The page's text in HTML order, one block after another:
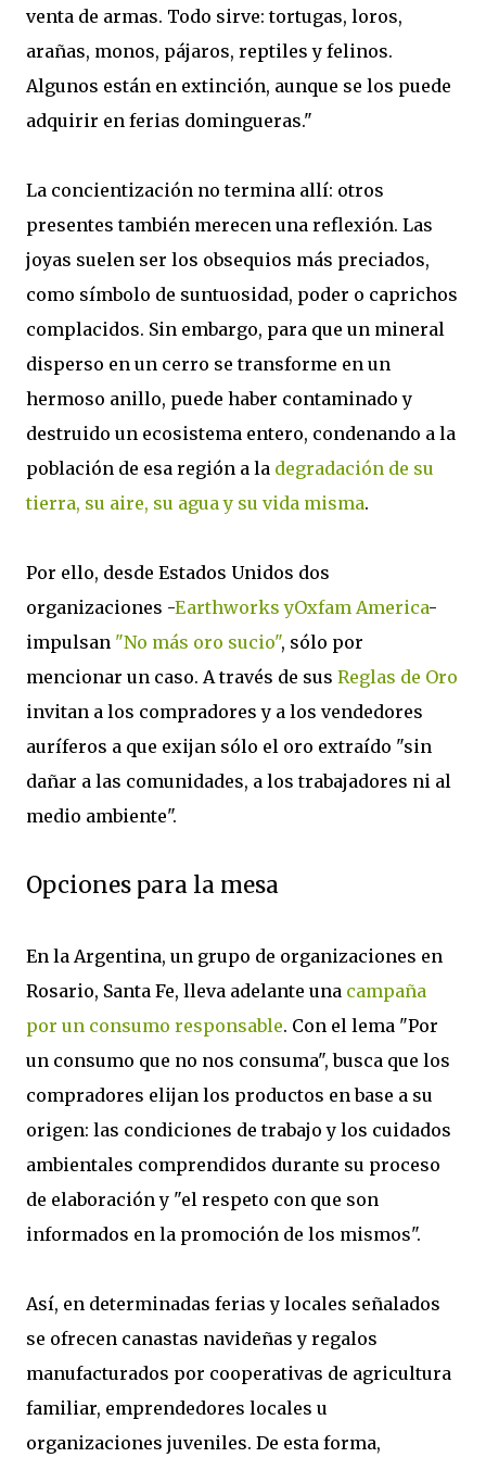
venta de armas. Todo sirve: tortugas, loros,
arañas, monos, pájaros, reptiles y felinos.
Algunos están en extinción, aunque se los puede
adquirir en ferias domingueras."
La concientización no termina allí: otros
presentes también merecen una reflexión. Las
joyas suelen ser los obsequios más preciados,
como símbolo de suntuosidad, poder o caprichos
complacidos. Sin embargo, para que un mineral
disperso en un cerro se transforme en un
hermoso anillo, puede haber contaminado y
destruido un ecosistema entero, condenando a la
población de esa región a la degradación de su
tierra, su aire, su agua y su vida misma.
Por ello, desde Estados Unidos dos
organizaciones -Earthworks yOxfam America-
impulsan "No más oro sucio", sólo por
mencionar un caso. A través de sus Reglas de Oro
invitan a los compradores y a los vendedores
auríferos a que exijan sólo el oro extraído "sin
dañar a las comunidades, a los trabajadores ni al
medio ambiente".
Opciones para la mesa
En la Argentina, un grupo de organizaciones en
Rosario, Santa Fe, lleva adelante una campaña
por un consumo responsable. Con el lema "Por
un consumo que no nos consuma", busca que los
compradores elijan los productos en base a su
origen: las condiciones de trabajo y los cuidados
ambientales comprendidos durante su proceso
de elaboración y "el respeto con que son
informados en la promoción de los mismos".
Así, en determinadas ferias y locales señalados
se ofrecen canastas navideñas y regalos
manufacturados por cooperativas de agricultura
familiar, emprendedores locales u
organizaciones juveniles. De esta forma,